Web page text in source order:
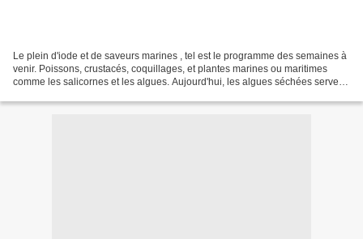
Le plein d'iode et de saveurs marines , tel est le programme des semaines à
venir. Poissons, crustacés, coquillages, et plantes marines ou maritimes
comme les salicornes et les algues. Aujourd'hui, les algues séchées servent